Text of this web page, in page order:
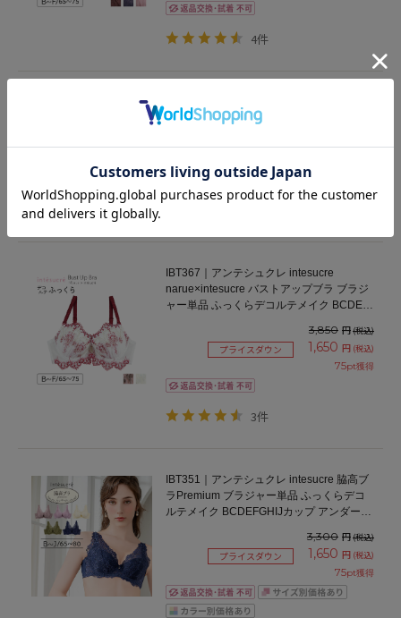
4件
にズレないストラップレスブラ prati プラ
ドカップ BCDEFGカップ アンダー
60/65/70/75cm
IBT367｜アンテシュクレ intesucre
narue×intesucre バストアップブラ ブラジ
ャー単品 ふっくらデコルテメイク BCDEF
3,850 円(税込)
プライスダウン 1,650 円 (税込)
75pt獲得
3件
IBT351｜アンテシュクレ intesucre 脇高ブ
ラPremium ブラジャー単品 ふっくらデコ
ルテメイク BCDEFGHIJカップ アンダー
3,300 円(税込)
プライスダウン 1,650 円 (税込)
75pt獲得